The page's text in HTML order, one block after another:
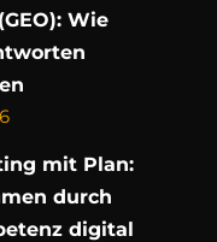
Wie
mit Plan:
durch
digital